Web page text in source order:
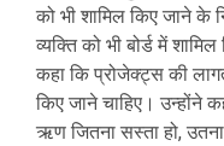
को भी शामिल किए जाने के
व्यक्ति को भी बोर्ड में
कहा कि प्रोजेक्ट्स की
किए जाने चाहिए। उन्होंने
ऋण जितना सस्ता हो,